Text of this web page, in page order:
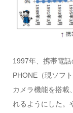
1997年、携帯電
PHONE（現ソフ
カメラ機能を搭載
れるようにした。